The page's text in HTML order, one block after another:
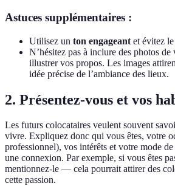
Astuces supplémentaires :
Utilisez un ton engageant et évitez
N’hésitez pas à inclure des photos de
illustrer vos propos. Les images
idée précise de l’ambiance des lieux.
2. Présentez-vous et vos
Les futurs colocataires veulent souvent
vivre. Expliquez donc qui vous êtes, votre
professionnel), vos intérêts et votre mode
une connexion. Par exemple, si vous êtes
mentionnez-le — cela pourrait attirer des
cette passion.